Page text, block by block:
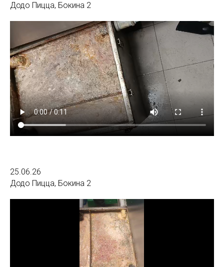
Додо Пицца, Бокина 2
25.06.26
Додо Пицца, Бокина 2